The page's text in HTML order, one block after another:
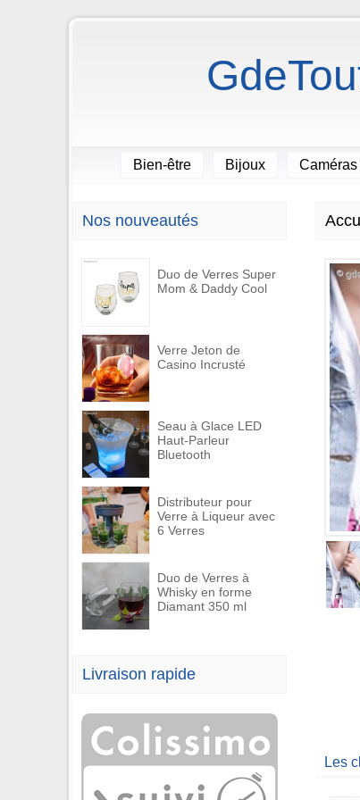
Bien-être Bijoux
Nos nouveautés
Duo de Verres Super
Mom & Daddy Cool
Verre Jeton de
Casino Incrusté
Seau à Glace LED
Haut-Parleur
Bluetooth
Distributeur pour
Verre à Liqueur avec
6 Verres
Duo de Verres à
Whisky en forme
Diamant 350 ml
Livraison rapide
Les